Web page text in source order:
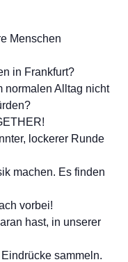
Menschen
in Frankfurt?
normalen Alltag nicht
lockerer Runde
machen. Es finden
vorbei!
hast, in unserer
sammeln.